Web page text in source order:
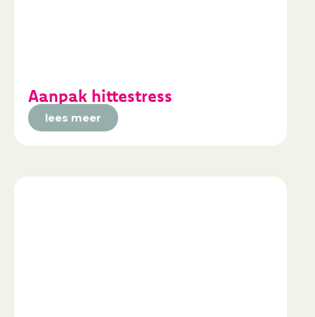
Aanpak hittestress
lees meer